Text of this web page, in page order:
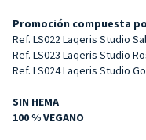
Promoción compuesta
Ref. LS022 Laqeris Studio
Ref. LS023 Laqeris Studio
Ref. LS024 Laqeris Studio
SIN HEMA
100 % VEGANO